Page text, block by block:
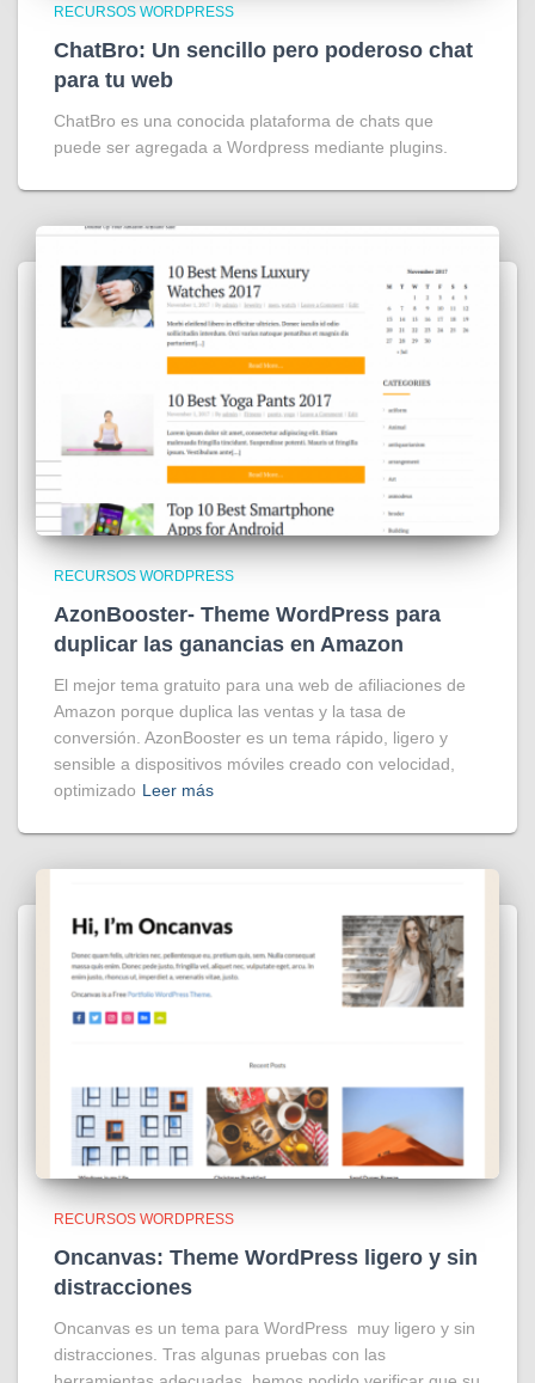
RECURSOS WORDPRESS
ChatBro: Un sencillo pero poderoso chat
para tu web
ChatBro es una conocida plataforma de chats que
puede ser agregada a Wordpress mediante plugins.
RECURSOS WORDPRESS
AzonBooster- Theme WordPress para
duplicar las ganancias en Amazon
El mejor tema gratuito para una web de afiliaciones de
Amazon porque duplica las ventas y la tasa de
conversión. AzonBooster es un tema rápido, ligero y
sensible a dispositivos móviles creado con velocidad,
optimizado Leer más
RECURSOS WORDPRESS
Oncanvas: Theme WordPress ligero y sin
distracciones
Oncanvas es un tema para WordPress muy ligero y sin
distracciones. Tras algunas pruebas con las